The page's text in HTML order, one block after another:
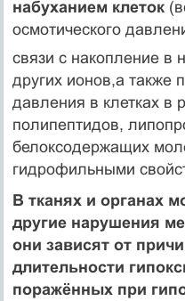
набуханием клеток
осмотического
связи с накопление в
других ионов,а также
давления в клетках в
полипептидов,
белоксодержащих
гидрофильными
В тканях и органах
другие нарушения
они зависят от
длительности
поражённых при